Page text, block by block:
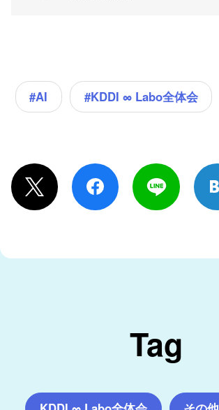
#AI #KDDI ∞ Labo全体会
Tag